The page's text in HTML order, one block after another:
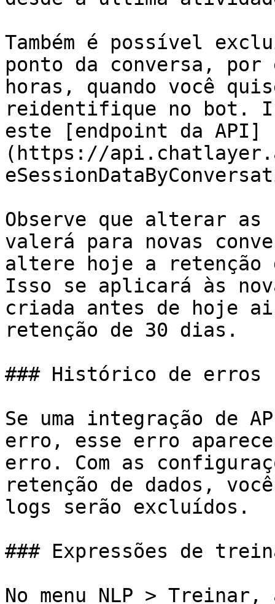
Também é possível
ponto da conversa, por
horas, quando você
reidentifique no bot.
este [endpoint da API]
(https://
Observe que alterar as
valerá para novas
altere hoje a retenção
Isso se aplicará às
criada antes de hoje
retenção de 30 dias.
### Histórico de erros
Se uma integração de
erro, esse erro
erro. Com as
retenção de dados,
logs serão excluídos.
### Expressões de
No menu NLP > Treinar,